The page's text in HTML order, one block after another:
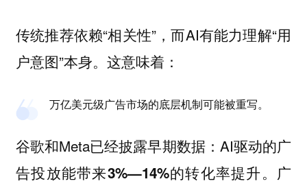
传统推荐依赖“相关性”，而AI有能力理解“用
户意图”本身。这意味着：
万亿美元级广告市场的底层机制可能被重写。
谷歌和Meta已经披露早期数据：AI驱动的广
告投放能带来3%—14%的转化率提升。广